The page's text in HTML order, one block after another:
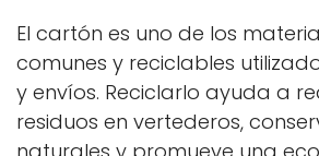
El cartón es uno de los
comunes y reciclables
y envíos. Reciclarlo ayuda a
residuos en vertederos,